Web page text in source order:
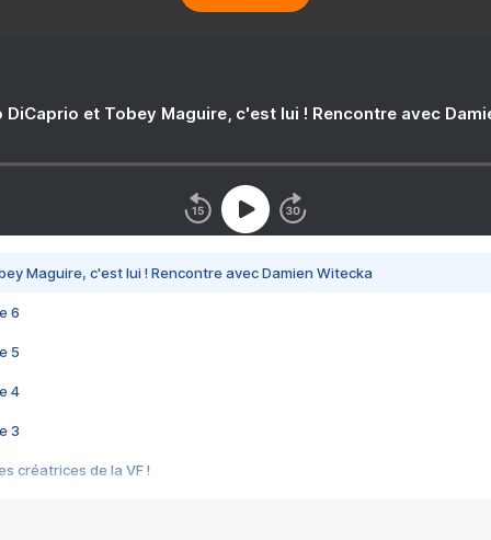
DiCaprio et Tobey Maguire, c'est lui ! Rencontre avec
Maguire, c'est lui ! Rencontre avec Damien Witecka
6
5
4
3
créatrices de la VF !